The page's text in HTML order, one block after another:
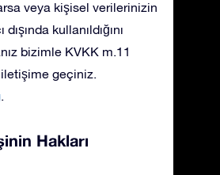
veya kişisel verilerinizin
kullanıldığını
bizimle KVKK m.11
iletişime geçiniz.
.
Hakları